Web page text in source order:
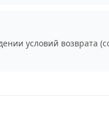
условий возврата